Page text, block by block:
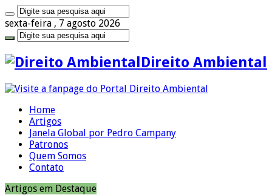
sexta-feira , 7 agosto 2026
Direito Ambiental
Home
Artigos
Janela Global por Pedro Campany
Patronos
Quem Somos
Contato
Artigos em Destaque